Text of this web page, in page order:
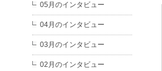
05月のインタビュー
04月のインタビュー
03月のインタビュー
02月のインタビュー